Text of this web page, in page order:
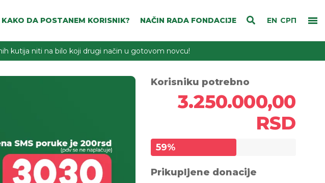
EN СРП
KAKO DA POSTANEM KORISNIK? NAČIN RADA FONDACIJE
kutija niti na bilo koji drugi način u gotovom novcu!
Korisniku potrebno
3.250.000,00
RSD
59%
Prikupljene donacije